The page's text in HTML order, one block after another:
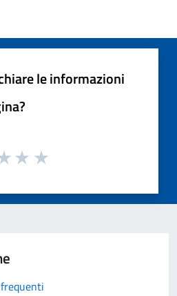
le informazioni